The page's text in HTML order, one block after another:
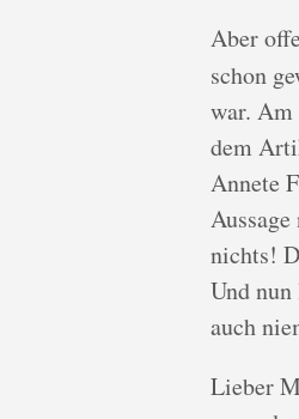
Aber
schon
war. Am
dem
Annete
nichts!
Und
auch
Lieber